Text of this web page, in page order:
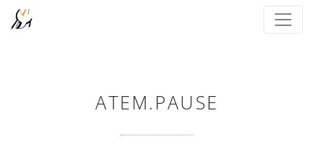
ATEM.PAUSE